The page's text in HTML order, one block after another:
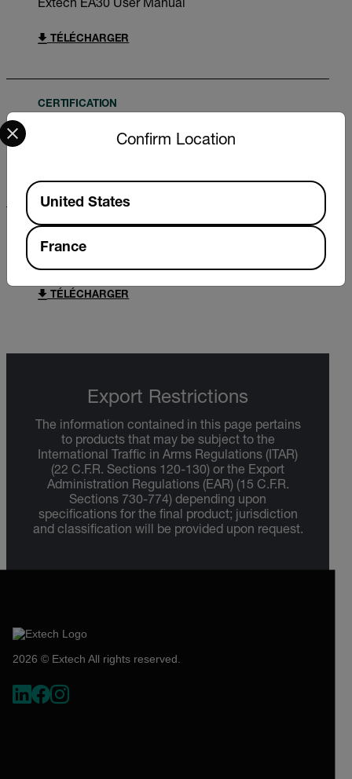
Extech EA30 User Manual
TÉLÉCHARGER
CERTIFICATION
Extech EA30 Declaration of Conformity
TÉLÉCHARGER
Export Restrictions
The information contained in this page pertains
to products that may be subject to the
International Traffic in Arms Regulations (ITAR)
(22 C.F.R. Sections 120-130) or the Export
Administration Regulations (EAR) (15 C.F.R.
Sections 730-774) depending upon
specifications for the final product; jurisdiction
and classification will be provided upon request.
2026 © Extech All rights reserved.
Confirm Location
Select your preferred country and language from the
Available Locations
United States
France